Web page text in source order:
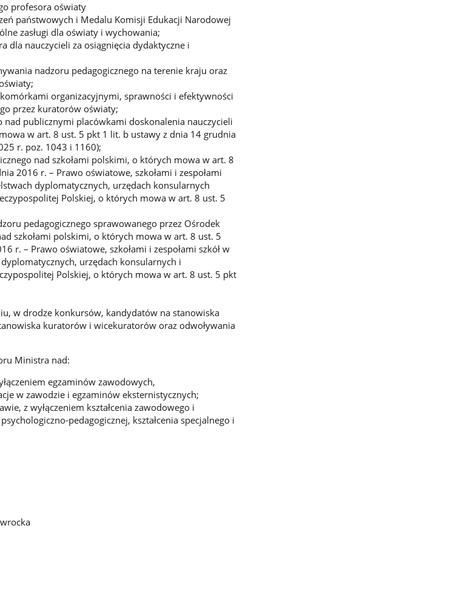
profesora oświaty
państwowych i Medalu Komisji Edukacji Narodowej
zasługi dla oświaty i wychowania;
dla nauczycieli za osiągnięcia dydaktyczne i
nadzoru pedagogicznego na terenie kraju oraz
organizacyjnymi, sprawności i efektywności
przez kuratorów oświaty;
nad publicznymi placówkami doskonalenia nauczycieli
w art. 8 ust. 5 pkt 1 lit. b ustawy z dnia 14 grudnia
r. poz. 1043 i 1160);
nad szkołami polskimi, o których mowa w art. 8
2016 r. – Prawo oświatowe, szkołami i zespołami
dyplomatycznych, urzędach konsularnych
Polskiej, o których mowa w art. 8 ust. 5
pedagogicznego sprawowanego przez Ośrodek
szkołami polskimi, o których mowa w art. 8 ust. 5
r. – Prawo oświatowe, szkołami i zespołami szkół w
urzędach konsularnych i
Polskiej, o których mowa w art. 8 ust. 5 pkt
w drodze konkursów, kandydatów na stanowiska
kuratorów i wicekuratorów oraz odwoływania
Ministra nad:
egzaminów zawodowych,
w zawodzie i egzaminów eksternistycznych;
z wyłączeniem kształcenia zawodowego i
pedagogicznej, kształcenia specjalnego i